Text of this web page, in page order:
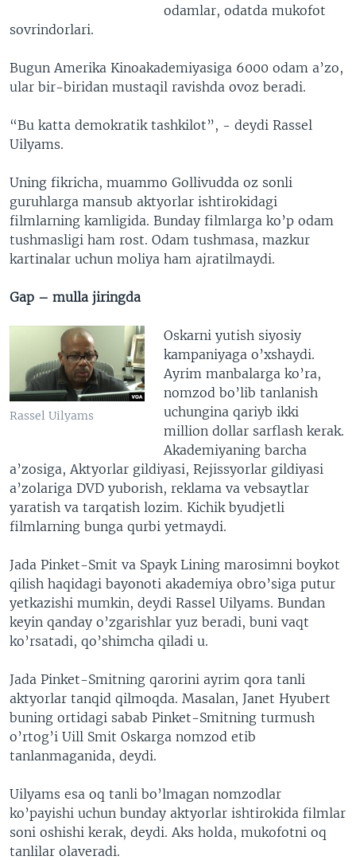
odamlar, odatda mukofot
sovrindorlari.
Bugun Amerika Kinoakademiyasiga 6000 odam a’zo,
ular bir-biridan mustaqil ravishda ovoz beradi.
“Bu katta demokratik tashkilot”, - deydi Rassel
Uilyams.
Uning fikricha, muammo Gollivudda oz sonli
guruhlarga mansub aktyorlar ishtirokidagi
filmlarning kamligida. Bunday filmlarga ko’p odam
tushmasligi ham rost. Odam tushmasa, mazkur
kartinalar uchun moliya ham ajratilmaydi.
Gap – mulla jiringda
Rassel Uilyams
Oskarni yutish siyosiy
kampaniyaga o’xshaydi.
Ayrim manbalarga ko’ra,
nomzod bo’lib tanlanish
uchungina qariyb ikki
million dollar sarflash kerak.
Akademiyaning barcha
a’zosiga, Aktyorlar gildiyasi, Rejissyorlar gildiyasi
a’zolariga DVD yuborish, reklama va vebsaytlar
yaratish va tarqatish lozim. Kichik byudjetli
filmlarning bunga qurbi yetmaydi.
Jada Pinket-Smit va Spayk Lining marosimni boykot
qilish haqidagi bayonoti akademiya obro’siga putur
yetkazishi mumkin, deydi Rassel Uilyams. Bundan
keyin qanday o’zgarishlar yuz beradi, buni vaqt
ko’rsatadi, qo’shimcha qiladi u.
Jada Pinket-Smitning qarorini ayrim qora tanli
aktyorlar tanqid qilmoqda. Masalan, Janet Hyubert
buning ortidagi sabab Pinket-Smitning turmush
o’rtog’i Uill Smit Oskarga nomzod etib
tanlanmaganida, deydi.
Uilyams esa oq tanli bo’lmagan nomzodlar
ko’payishi uchun bunday aktyorlar ishtirokida filmlar
soni oshishi kerak, deydi. Aks holda, mukofotni oq
tanlilar olaveradi.